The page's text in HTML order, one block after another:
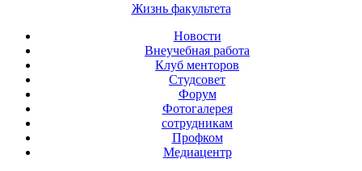
Жизнь факультета
Новости
Внеучебная работа
Клуб менторов
Студсовет
Форум
Фотогалерея
сотрудникам
Профком
Медиацентр